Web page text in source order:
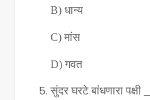
B) धान्य
C) मांस
D) गवत
सुंदर घरटे बांधणारा पक्षी